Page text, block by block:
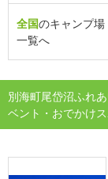
全国のキャンプ
一覧へ
別海町尾岱沼ふれ
ベント・おでかけ